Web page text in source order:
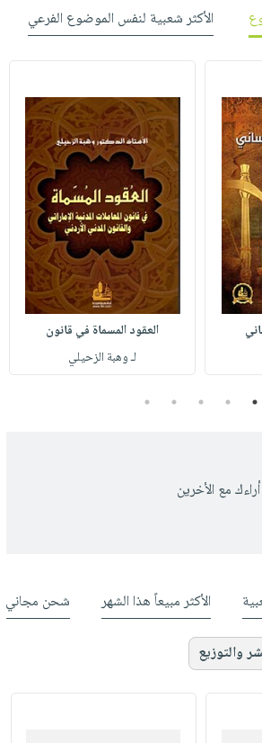
الأكثر شعبية لنفس الموضوع الفرعي
العقود المسماة في قانون
لـ وهبة الزحيلي
1
2
3
4
5
مع الأخرين
الأكثر مبيعاً هذا الشهر شحن مجاني
والتوزيع